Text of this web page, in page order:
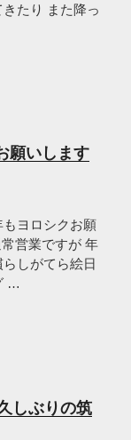
たり また降っ
願いします
ヨロシクお願
営業ですが 年
しがてら絵日
…
しぶりの筑